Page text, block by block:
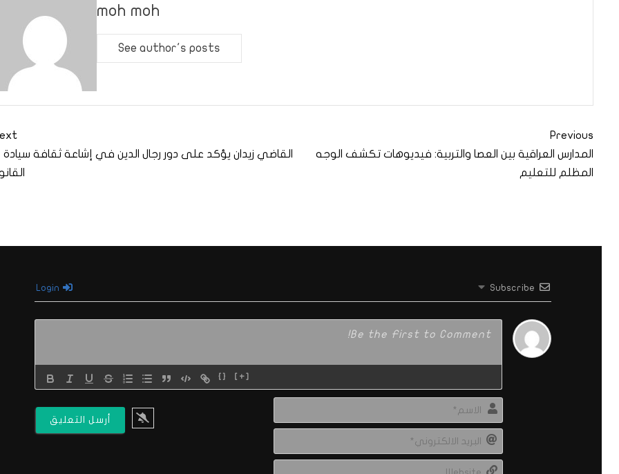
moh moh
See author's posts
Previous
المدارس العراقية بين العصا والتربية: فيديوهات تكشف الوجه
المظلم للتعليم
القاضي زيدان يؤكد على دور رجال الدين في إشاعة ثقافة سيادة
Subscribe
{} [+]